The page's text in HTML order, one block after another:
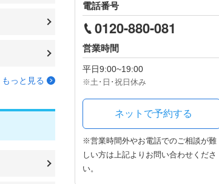
もっと見る
電話番号
0120-880-081
営業時間
平日9:00~19:00
※土･日･祝日休み
ネットで予約する
※営業時間外やお電話でのご相談が難
しい方は上記よりお問い合わせくださ
い。